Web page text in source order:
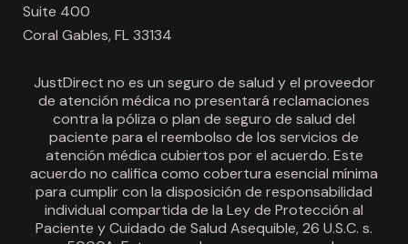
Suite 400
Coral Gables, FL 33134
JustDirect no es un seguro de salud y el proveedor
de atención médica no presentará reclamaciones
contra la póliza o plan de seguro de salud del
paciente para el reembolso de los servicios de
atención médica cubiertos por el acuerdo. Este
acuerdo no califica como cobertura esencial mínima
para cumplir con la disposición de responsabilidad
individual compartida de la Ley de Protección al
Paciente y Cuidado de Salud Asequible, 26 U.S.C. s.